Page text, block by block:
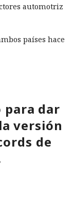
automotriz
países hace
de
para dar
versión
de